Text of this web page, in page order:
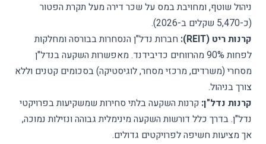
ניהול שוטף, ומחויבת במס על שכר דירה מעל תקרת הפטור
(כ-5,470 שקלים ב-2026).
קרנות ריט (REIT):
חברות נדל"ן הנסחרות בבורסה ומחלקות
לפחות 90% מהרווחים כדיבידנד. מאפשרות השקעה בנדל"ן
מסחרי (משרדים, מרכזי מסחר, לוגיסטיקה) בסכומים קטנים וללא
צורך בניהול.
קרנות נדל"ן: קרנות השקעה בלתי סחירות שמשקיעות בפרויקטי
נדל"ן. בדרך כלל דורשות השקעה מינימלית גבוהה ונזילות נמוכה,
אך מציעות חשיפה לפרויקטים גדולים.